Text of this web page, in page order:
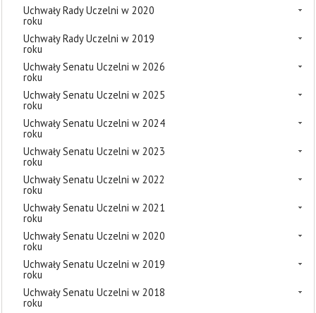
Uchwały Rady Uczelni w 2020
roku
Uchwały Rady Uczelni w 2019
roku
Uchwały Senatu Uczelni w 2026
roku
Uchwały Senatu Uczelni w 2025
roku
Uchwały Senatu Uczelni w 2024
roku
Uchwały Senatu Uczelni w 2023
roku
Uchwały Senatu Uczelni w 2022
roku
Uchwały Senatu Uczelni w 2021
roku
Uchwały Senatu Uczelni w 2020
roku
Uchwały Senatu Uczelni w 2019
roku
Uchwały Senatu Uczelni w 2018
roku